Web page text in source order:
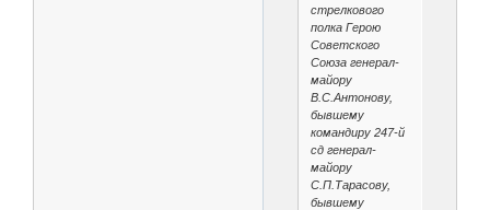
стрелкового
полка Герою
Советского
Союза генерал-
майору
В.С.Антонову,
бывшему
командиру 247-й
сд генерал-
майору
С.П.Тарасову,
бывшему